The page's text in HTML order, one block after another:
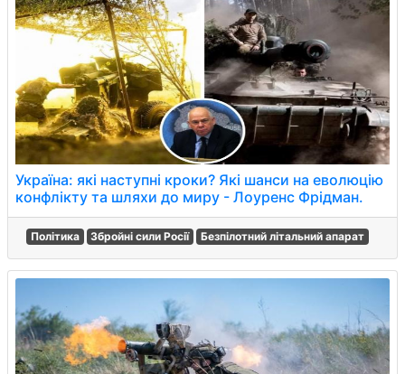
Україна: які наступні кроки? Які шанси на еволюцію
конфлікту та шляхи до миру - Лоуренс Фрідман.
Політика Збройні сили Росії Безпілотний літальний апарат